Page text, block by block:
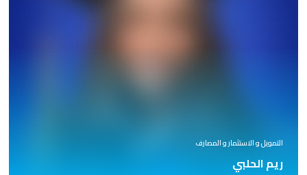
التمويل و الاستثمار و المصارف
ريم الحلبي